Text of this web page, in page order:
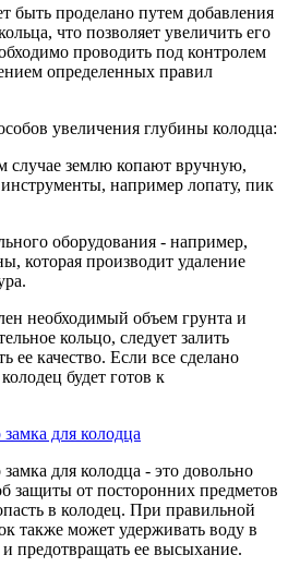
быть проделано путем добавления
что позволяет увеличить его
проводить под контролем
определенных правил
увеличения глубины колодца:
случае землю копают вручную,
например лопату, пик
оборудования - например,
которая производит удаление
необходимый объем грунта и
кольцо, следует залить
ее качество. Если все сделано
будет готов к
для колодца
для колодца - это довольно
защиты от посторонних предметов
в колодец. При правильной
также может удерживать воду в
предотвращать ее высыхание.